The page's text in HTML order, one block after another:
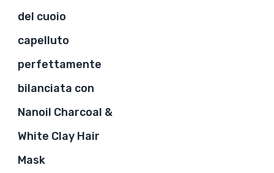
del cuoio
capelluto
perfettamente
bilanciata con
Nanoil Charcoal &
White Clay Hair
Mask